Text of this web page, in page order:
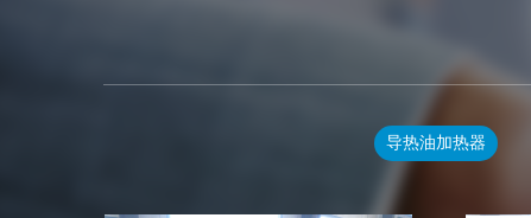
导热油加热器